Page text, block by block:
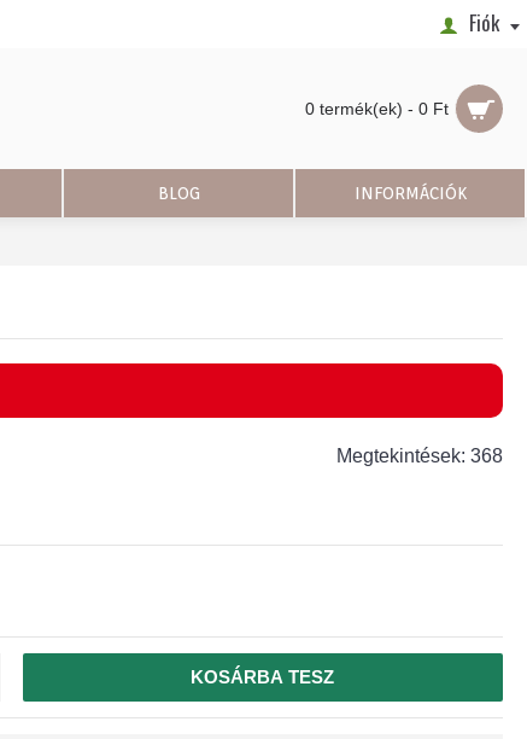
Fiók
0 termék(ek) - 0 Ft
BLOG INFORMÁCIÓK
Megtekintések: 368
KOSÁRBA TESZ